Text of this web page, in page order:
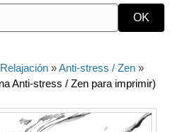
»Anti-stress / Zen »
Anti-stress / Zen para imprimir)